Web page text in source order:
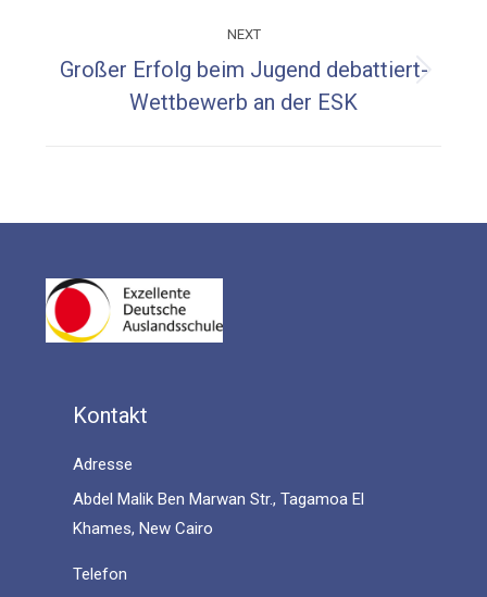
NEXT
Next
post:
Großer Erfolg beim Jugend debattiert-
Wettbewerb an der ESK
Kontakt
Adresse
Abdel Malik Ben Marwan Str., Tagamoa El
Khames, New Cairo
Telefon